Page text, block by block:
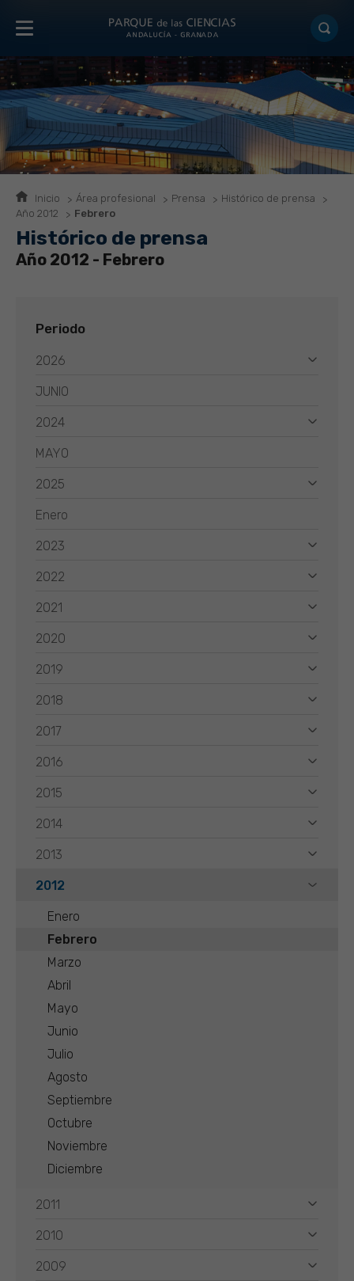
Inicio Área profesional Prensa
Histórico de prensa
Año 2012
Febrero
Histórico de prensa
Año 2012 - Febrero
Periodo
2026
JUNIO
2024
MAYO
2025
Enero
2023
2022
2021
2020
2019
2018
2017
2016
2015
2014
2013
2012
Enero
Febrero
Marzo
Abril
Mayo
Junio
Julio
Agosto
Septiembre
Octubre
Noviembre
Diciembre
2011
2010
2009